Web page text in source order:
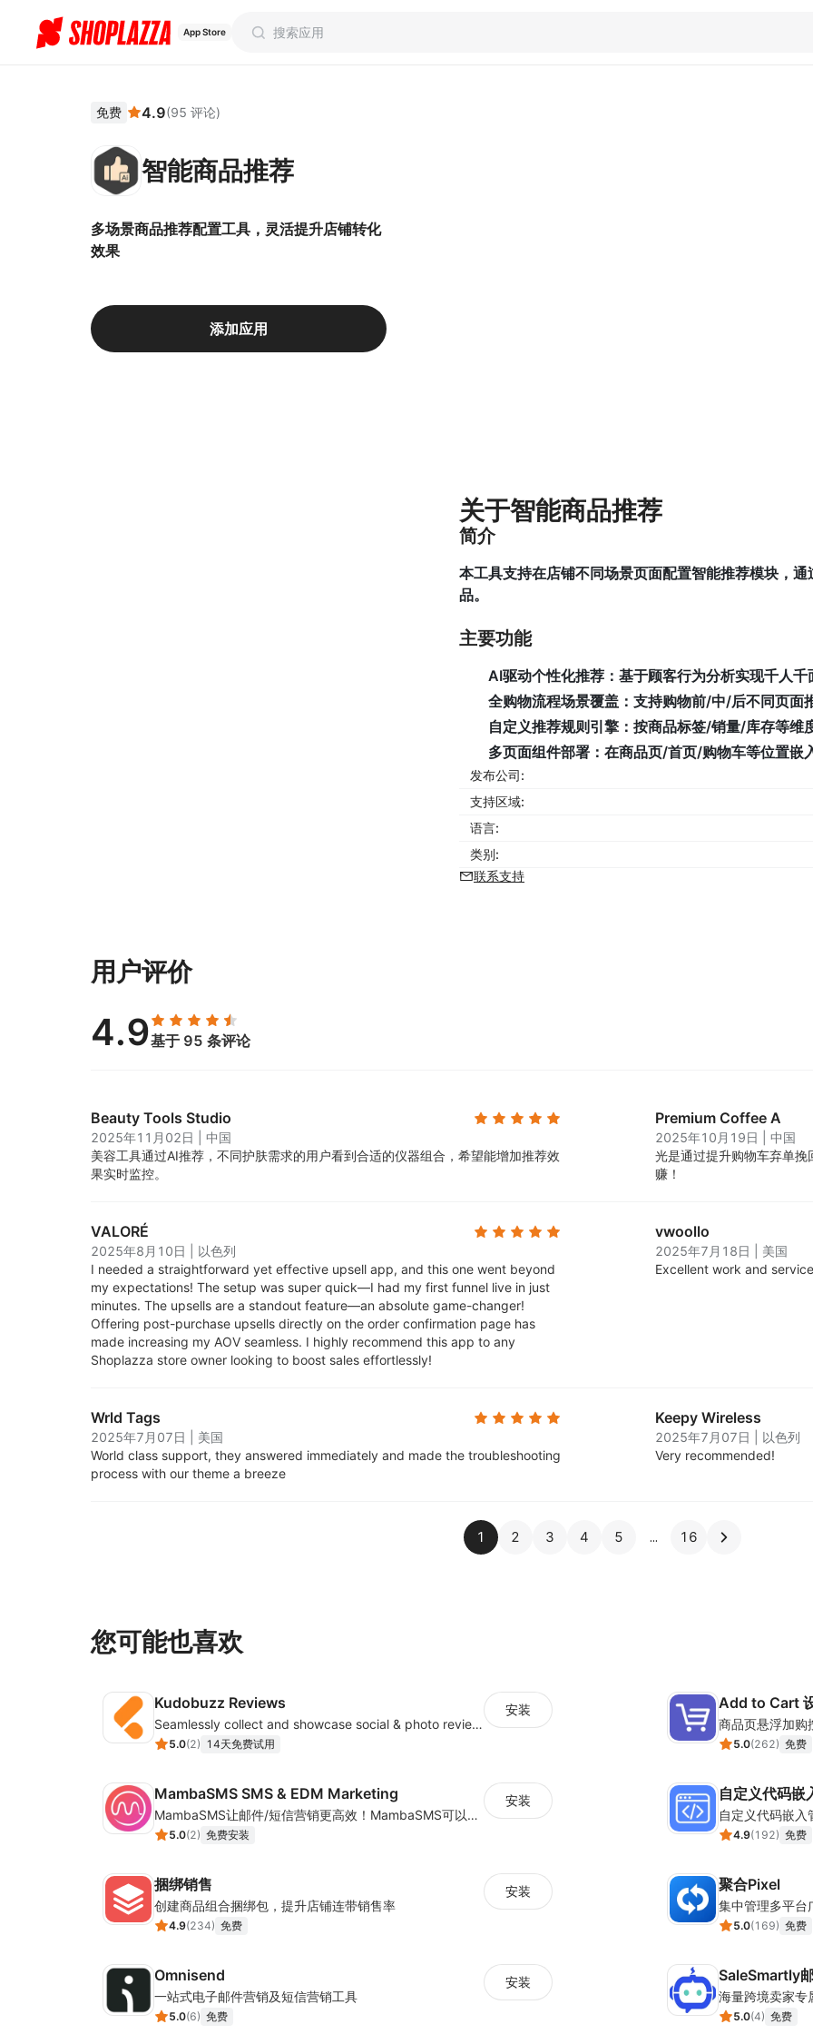
App Store
免费 4.9(95 评论)
智能商品推荐
多场景商品推荐配置工具，灵活提升店铺转化
效果
添加应用
关于智能商品推荐
简介
本工具支持在店铺不同场景页面配置智能推荐模块，
品。
主要功能
AI驱动个性化推荐 ：基于顾客行为分析实现千人
全购物流程场景覆盖 ：支持购物前/中/后不同页面
自定义推荐规则引擎 ：按商品标签/销量/库存等维
多页面组件部署 ：在商品页/首页/购物车等位置嵌
发布公司:
支持区域:
语言:
类别:
联系支持
用户评价
4.9基于 95 条评论
Beauty Tools Studio
2025年11月02日
中国
美容工具通过AI推荐，不同护肤需求的用户看到合适的仪器组合，希望能增加推荐效
果实时监控。
Premium Coffee A
2025年10月19日
中国
光是通过提升购物车弃单
赚！
VALORÉ
2025年8月10日
以色列
I needed a straightforward yet effective upsell app, and this one went beyond
my expectations! The setup was super quick—I had my first funnel live in just
minutes. The upsells are a standout feature—an absolute game-changer!
Offering post-purchase upsells directly on the order confirmation page has
made increasing my AOV seamless. I highly recommend this app to any
Shoplazza store owner looking to boost sales effortlessly!
vwoollo
2025年7月18日
美国
Excellent work and
Wrld Tags
2025年7月07日
美国
World class support, they answered immediately and made the troubleshooting
process with our theme a breeze
Keepy Wireless
2025年7月07日
以色列
Very recommended!
1 2 3 4 5 16
您可能也喜欢
Kudobuzz Reviews
Seamlessly collect and showcase social & photo reviews to boost organic traffic
5.0(2) 14天免费试用
安装 Add to Cart
商品页悬浮加购
5.0(262) 免费
MambaSMS SMS & EDM Marketing
MambaSMS让邮件/短信营销更高效！MambaSMS可以帮助商家通过邮件和短信即时联系客户。并通过自动化流程，提高弃单挽回效率。
5.0(2) 免费安装
安装 自定义代码嵌
自定义代码嵌
4.9(192) 免费
捆绑销售
创建商品组合捆绑包，提升店铺连带销售率
4.9(234) 免费
安装 聚合Pixel
5.0(169) 免费
Omnisend
一站式电子邮件营销及短信营销工具
5.0(6) 免费
安装 SaleSmartly
5.0(4) 免费